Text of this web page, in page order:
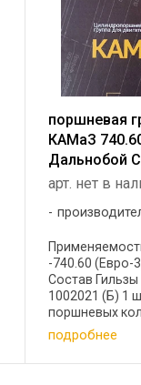
поршневая
КАМаЗ
Дальнобой
арт. нет в
-740.60 (Евро-
Состав
1002021 (Б) 1
поршневых
1000.106 1 шт
740.60-
740.61-44 1 шт
подробнее